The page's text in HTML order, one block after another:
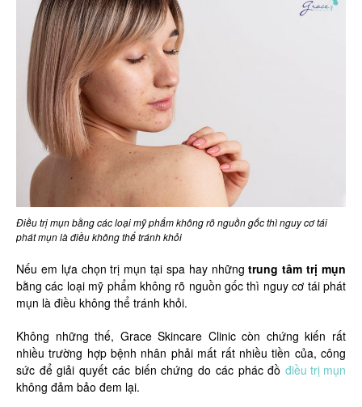
Điều trị mụn bằng các loại mỹ phẩm không rõ nguồn gốc thì nguy cơ tái
phát mụn là điều không thể tránh khỏi
Nếu em lựa chọn trị mụn tại spa hay nhữngtrung tâm trị mụn
bằng các loại mỹ phẩm không rõ nguồn gốc thì nguy cơ tái phát
mụn là điều không thể tránh khỏi.
Không những thế, Grace Skincare Clinic còn chứng kiến rất
nhiều trường hợp bệnh nhân phải mất rất nhiều tiền của, công
sức để giải quyết các biến chứng do các phác đồ điều trị mụn
không đảm bảo đem lại.